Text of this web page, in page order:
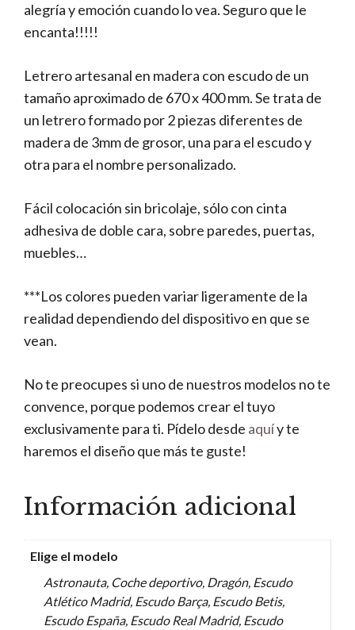
alegría y emoción cuando lo vea. Seguro que le
encanta!!!!!
Letrero artesanal en madera con escudo de un
tamaño aproximado de 670 x 400 mm. Se trata de
un letrero formado por 2 piezas diferentes de
madera de 3mm de grosor, una para el escudo y
otra para el nombre personalizado.
Fácil colocación sin bricolaje, sólo con cinta
adhesiva de doble cara, sobre paredes, puertas,
muebles…
***Los colores pueden variar ligeramente de la
realidad dependiendo del dispositivo en que se
vean.
No te preocupes si uno de nuestros modelos no te
convence, porque podemos crear el tuyo
exclusivamente para ti. Pídelo desde aquíy te
haremos el diseño que más te guste!
Información adicional
Elige el modelo
Astronauta, Coche deportivo, Dragón, Escudo
Atlético Madrid, Escudo Barça, Escudo Betis,
Escudo España, Escudo Real Madrid, Escudo